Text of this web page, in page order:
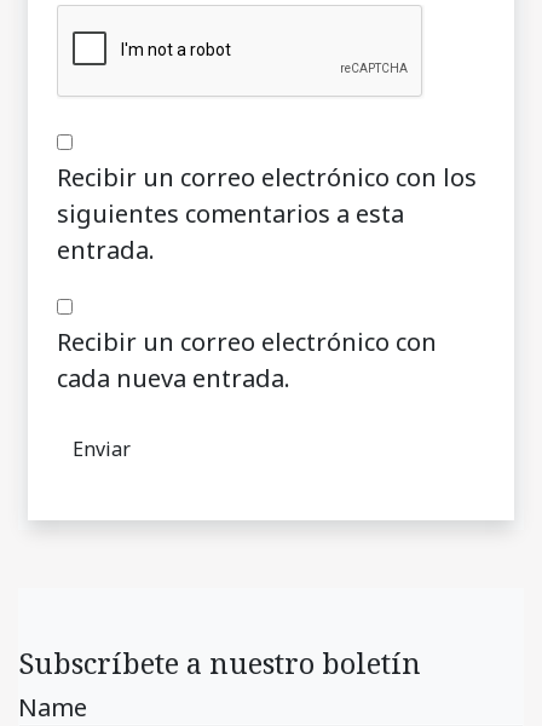
Recibir un correo electrónico con los
siguientes comentarios a esta
entrada.
Recibir un correo electrónico con
cada nueva entrada.
Subscríbete a nuestro boletín
Name